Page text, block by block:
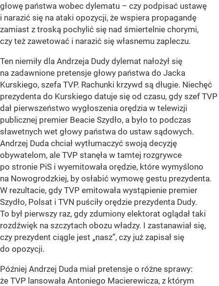
głowę państwa wobec dylematu – czy podpisać ustawę
i narazić się na ataki opozycji, że wspiera propagandę
zamiast z troską pochylić się nad śmiertelnie chorymi,
czy też zawetować i narazić się własnemu zapleczu.
Ten niemiły dla Andrzeja Dudy dylemat nałożył się
na zadawnione pretensje głowy państwa do Jacka
Kurskiego, szefa TVP. Rachunki krzywd są długie. Niechęć
prezydenta do Kurskiego datuje się od czasu, gdy szef TVP
dał pierwszeństwo wygłoszenia orędzia w telewizji
publicznej premier Beacie Szydło, a było to podczas
sławetnych wet głowy państwa do ustaw sądowych.
Andrzej Duda chciał wytłumaczyć swoją decyzję
obywatelom, ale TVP stanęła w tamtej rozgrywce
po stronie PiS i wyemitowała orędzie, które wymyślono
na Nowogrodzkiej, by osłabić wymowę gestu prezydenta.
W rezultacie, gdy TVP emitowała wystąpienie premier
Szydło, Polsat i TVN puściły orędzie prezydenta Dudy.
To był pierwszy raz, gdy zdumiony elektorat oglądał taki
rozdźwięk na szczytach obozu władzy. I zastanawiał się,
czy prezydent ciągle jest „nasz”, czy już zapisał się
do opozycji.
Później Andrzej Duda miał pretensje o różne sprawy:
że TVP lansowała Antoniego Macierewicza, z którym